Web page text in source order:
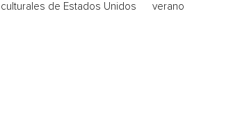
culturales de Estados Unidos
verano